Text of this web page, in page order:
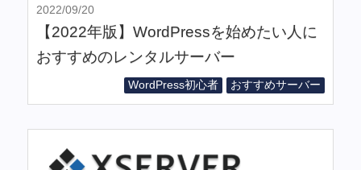
2022/09/20
【2022年版】WordPressを始めたい人に
おすすめのレンタルサーバー
WordPress初心者 おすすめサーバー